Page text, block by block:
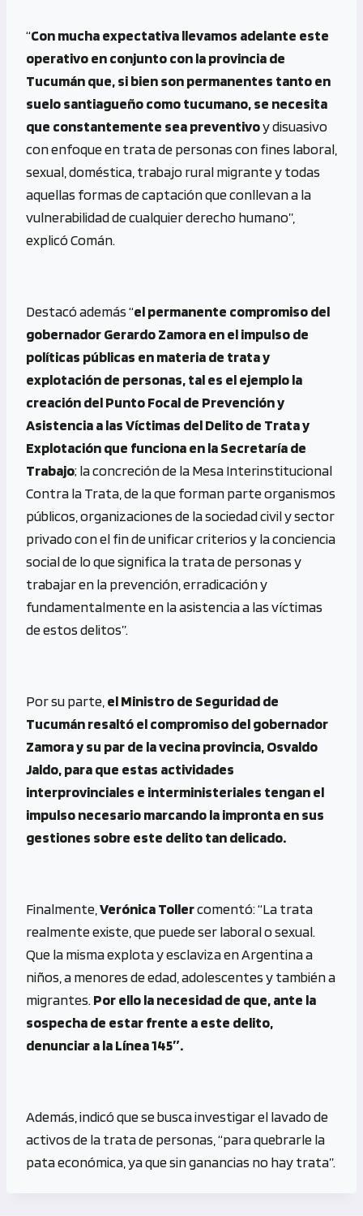
“Con mucha expectativa llevamos adelante este
operativo en conjunto con la provincia de
Tucumán que, si bien son permanentes tanto en
suelo santiagueño como tucumano, se necesita
que constantemente sea preventivoy disuasivo
con enfoque en trata de personas con fines laboral,
sexual, doméstica, trabajo rural migrante y todas
aquellas formas de captación que conllevan a la
vulnerabilidad de cualquier derecho humano”,
explicó Comán.
Destacó además “el permanente compromiso del
gobernador Gerardo Zamora en el impulso de
políticas públicas en materia de trata y
explotación de personas, tal es el ejemplo la
creación del Punto Focal de Prevención y
Asistencia a las Víctimas del Delito de Trata y
Explotación que funciona en la Secretaría de
Trabajo; la concreción de la Mesa Interinstitucional
Contra la Trata, de la que forman parte organismos
públicos, organizaciones de la sociedad civil y sector
privado con el fin de unificar criterios y la conciencia
social de lo que significa la trata de personas y
trabajar en la prevención, erradicación y
fundamentalmente en la asistencia a las víctimas
de estos delitos”.
Por su parte, el Ministro de Seguridad de
Tucumán resaltó el compromiso del gobernador
Zamora y su par de la vecina provincia, Osvaldo
Jaldo, para que estas actividades
interprovinciales e interministeriales tengan el
impulso necesario marcando la impronta en sus
gestiones sobre este delito tan delicado.
Finalmente, Verónica Tollercomentó: “La trata
realmente existe, que puede ser laboral o sexual.
Que la misma explota y esclaviza en Argentina a
niños, a menores de edad, adolescentes y también a
migrantes. Por ello la necesidad de que, ante la
sospecha de estar frente a este delito,
denunciar a la Línea 145″.
Además, indicó que se busca investigar el lavado de
activos de la trata de personas, “para quebrarle la
pata económica, ya que sin ganancias no hay trata”.